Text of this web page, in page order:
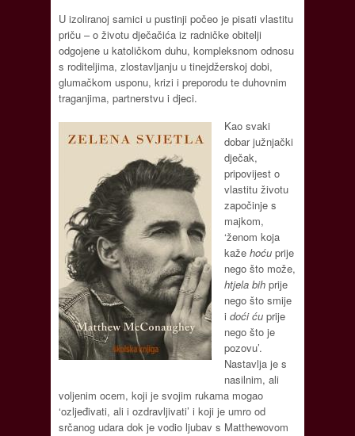
U izoliranoj samici u pustinji počeo je pisati vlastitu
priču – o životu dječačića iz radničke obitelji
odgojene u katoličkom duhu, kompleksnom odnosu
s roditeljima, zlostavljanju u tinejdžerskoj dobi,
glumačkom usponu, krizi i preporodu te duhovnim
traganjima, partnerstvu i djeci.
Kao svaki
dobar južnjački
dječak,
pripovijest o
vlastitu životu
započinje s
majkom,
‘ženom koja
kažehoću prije
nego što može,
htjela bih prije
nego što smije
idoći ću prije
nego što je
pozovu’.
Nastavlja je s
nasilnim, ali
voljenim ocem, koji je svojim rukama mogao
‘ozljeđivati, ali i ozdravljivati’ i koji je umro od
srčanog udara dok je vodio ljubav s Matthewovom